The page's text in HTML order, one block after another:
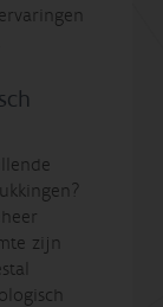
zijn